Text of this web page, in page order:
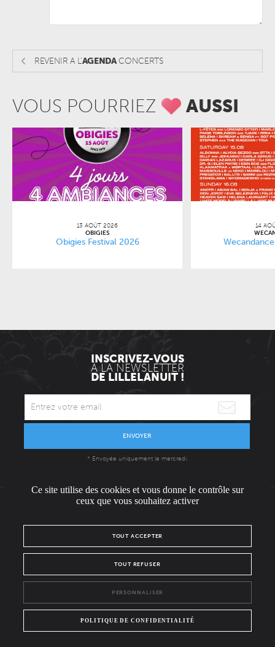
REVENIR A L'AGENDACONCERTS
VOUS POURRIEZ AUSSI
13 AOÛT 2026
OBIGIES
Obigies Festival 2026
14
INSCRIVEZ-VOUS
À LA NEWSLETTER
DE LILLELANUIT !
ENVOYER
* Envoyée uniquement le mercredi.
L'ÉQUIPE
POLITIQUE DE CONFIDENTIALITÉ
FacebookInstagram
Ce site utilise des cookies et vous donne le contrôle sur
ceux que vous souhaitez activer
TOUT ACCEPTER
TOUT REFUSER
PERSONNALISER
POLITIQUE DE CONFIDENTIALITÉ